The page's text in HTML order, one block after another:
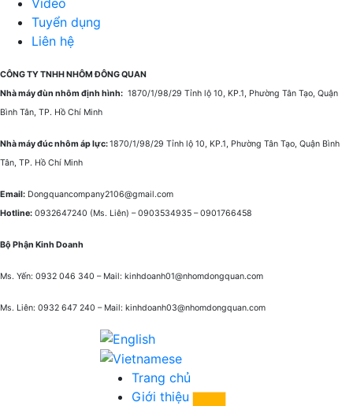
Video
Tuyển dụng
Liên hệ
CÔNG TY TNHH NHÔM ĐÔNG QUAN
Nhà máy đùn nhôm định hình: 1870/1/98/29 Tỉnh lộ 10, KP.1, Phường Tân Tạo, Quận
Bình Tân, TP. Hồ Chí Minh
Nhà máy đúc nhôm áp lực:1870/1/98/29 Tỉnh lộ 10, KP.1, Phường Tân Tạo, Quận Bình
Tân, TP. Hồ Chí Minh
Email: Dongquancompany2106@gmail.com
Hotline: 0932647240 (Ms. Liên) –0903534935 –0901766458
Bộ Phận Kinh Doanh
Ms. Yến: 0932 046 340 – Mail: kinhdoanh01@nhomdongquan.com
Ms. Liên: 0932 647 240 – Mail: kinhdoanh03@nhomdongquan.com
Trang chủ
Giới thiệu